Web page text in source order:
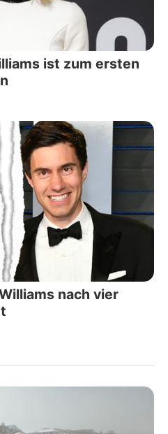
ist zum ersten
nach vier